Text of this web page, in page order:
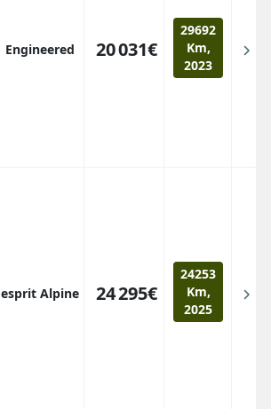
Engineered 20 031€
29692
Km,
2023
esprit Alpine 24 295€
24253
Km,
2025